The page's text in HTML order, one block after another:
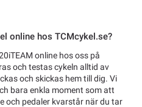
online hos TCMcykel.se?
online hos oss på
och testas cykeln alltid av
och skickas hem till dig. Vi
bara enkla moment som att
och pedaler kvarstår när du tar